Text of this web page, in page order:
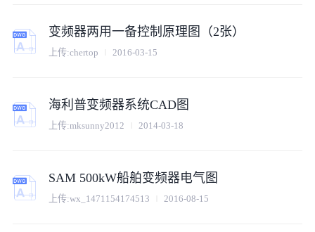
变频器两用一备控制原理图（2张）
上传:chertop 2016-03-15
海利普变频器系统CAD图
上传:mksunny2012 2014-03-18
SAM 500kW船舶变频器电气图
上传:wx_1471154174513 2016-08-15